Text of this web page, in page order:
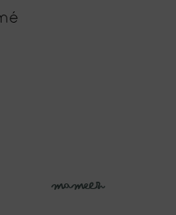
Mameez